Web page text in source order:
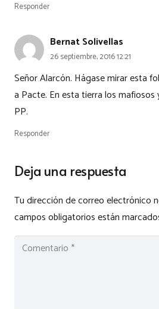
Responder
Bernat Solivellas
26 septiembre, 2016 12:21
Señor Alarcón. Hágase mirar esta
a Pacte. En esta tierra los
PP.
Responder
Deja una respuesta
Tu dirección de correo electrónico
campos obligatorios están